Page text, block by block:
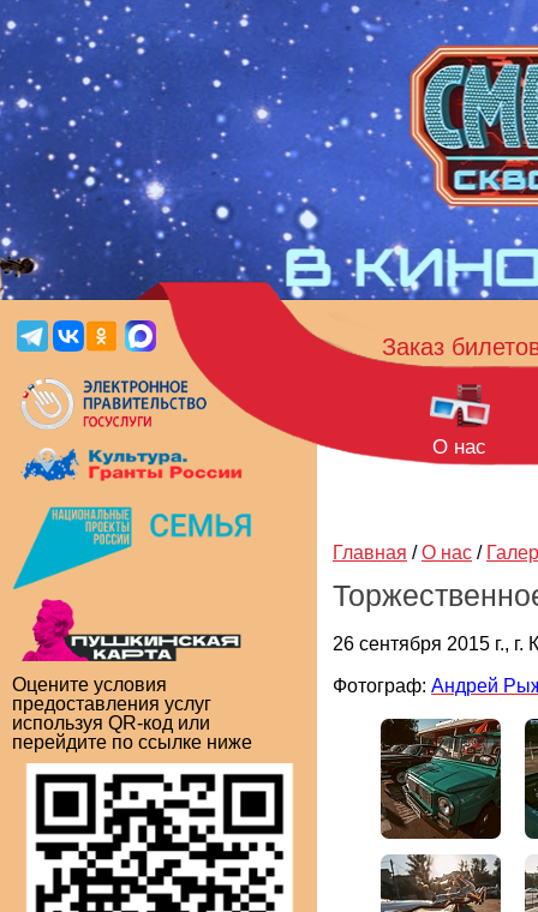
Оцените условия
предоставления услуг
используя QR-код или
перейдите по ссылке ниже
Заказ
О нас
Главная / О нас /
26 сентября 2015 г., г.
Фотограф: Андрей